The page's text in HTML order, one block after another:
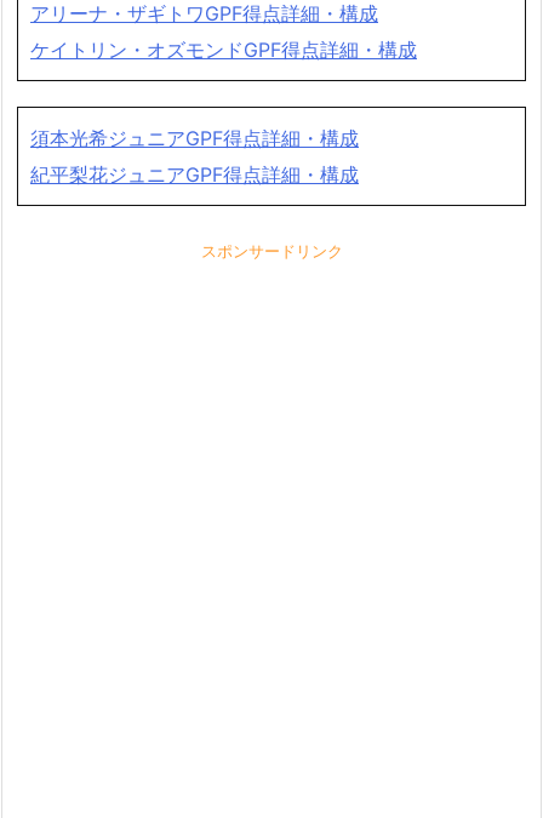
アリーナ・ザギトワGPF得点詳細・構成
ケイトリン・オズモンドGPF得点詳細・構成
須本光希ジュニアGPF得点詳細・構成
紀平梨花ジュニアGPF得点詳細・構成
スポンサードリンク